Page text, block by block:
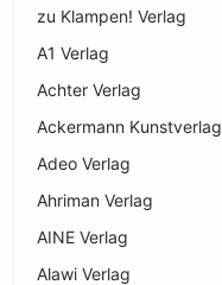
zu Klampen! Verlag
A1 Verlag
Achter Verlag
Ackermann Kunstverlag
Adeo Verlag
Ahriman Verlag
AINE Verlag
Alawi Verlag